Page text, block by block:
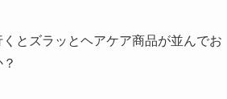
とズラッとヘアケア商品が並んでお